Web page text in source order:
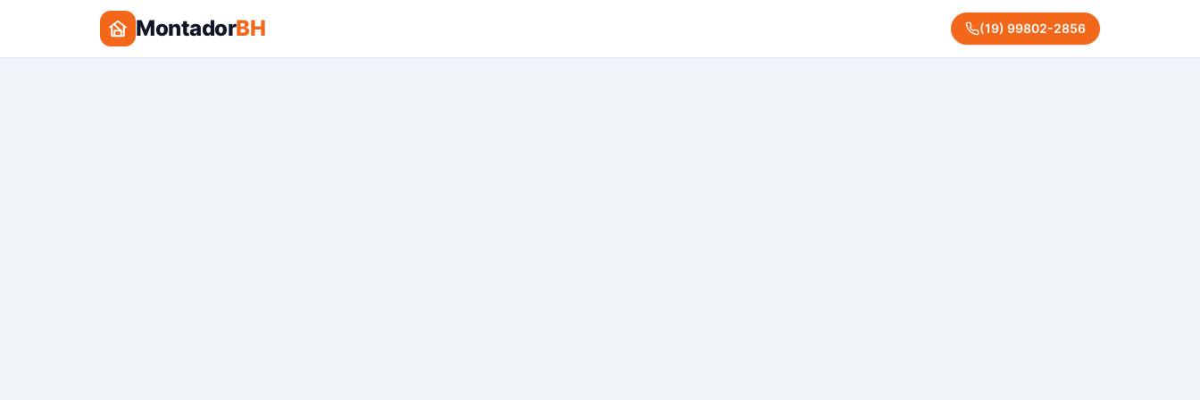
MontadorBH (19) 99802-2856